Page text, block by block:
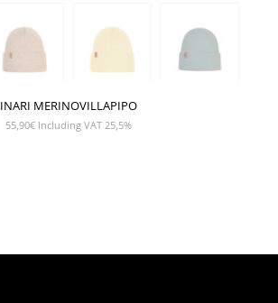
INARI MERINOVILLAPIPO
55,90€ Including VAT 25,5%